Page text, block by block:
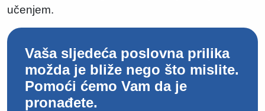
učenjem.
Vaša sljedeća poslovna prilika
možda je bliže nego što mislite.
Pomoći ćemo Vam da je
pronađete.